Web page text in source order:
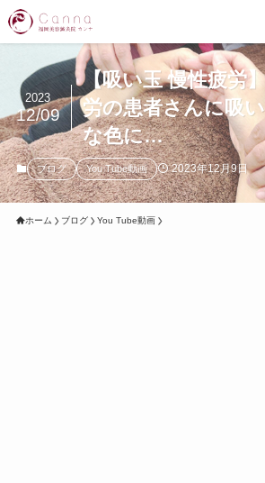
【吸い玉 慢性疲労
労の患者さんに吸
な色に…
2023
12/09
ブログ You Tube動画 2023年12月9日
ホーム ブログ You Tube動画